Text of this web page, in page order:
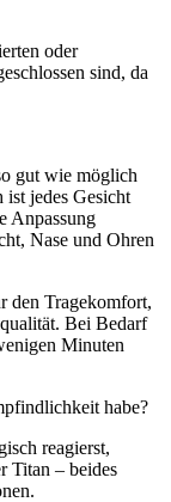
oder
sind, da
gut wie möglich
ist jedes Gesicht
Anpassung
Nase und Ohren
den Tragekomfort,
Bei Bedarf
Minuten
habe?
reagierst,
Titan – beides